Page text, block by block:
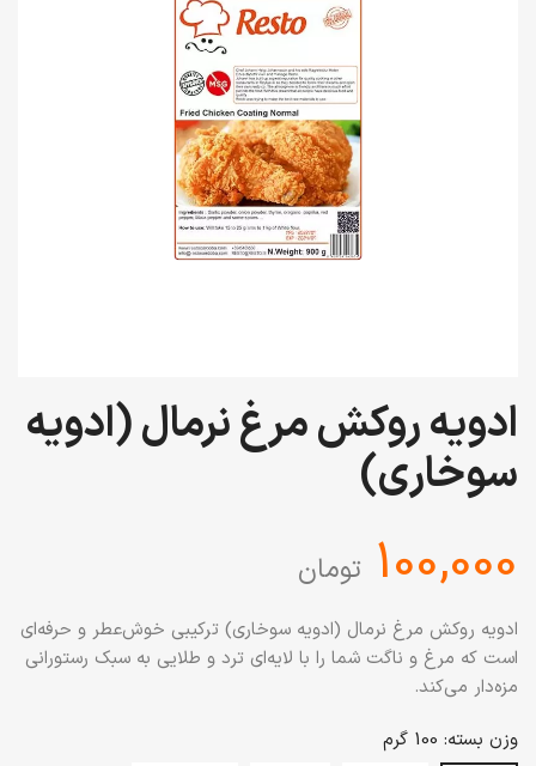
ادویه روکش مرغ نرمال (ادویه
سوخاری)
‎100,000 تومان
ادویه روکش مرغ نرمال (ادویه سوخاری) ترکیبی خوش‌عطر و حرفه‌ای
است که مرغ و ناگت شما را با لایه‌ای ترد و طلایی به سبک رستورانی
مزه‌دار می‌کند.
وزن بسته: 100 گرم